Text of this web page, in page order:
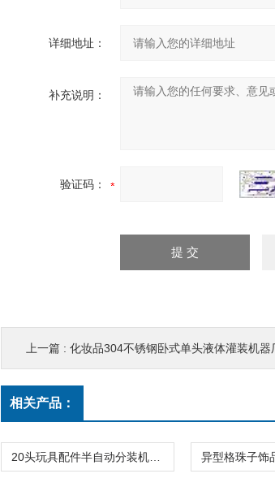
详细地址：
补充说明：
验证码：
上一篇 : 化妆品304不锈钢卧式单头液体灌装机器
相关产品：